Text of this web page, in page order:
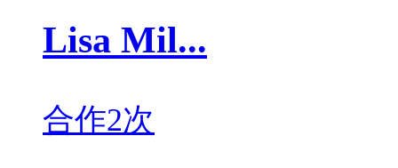
Lisa Mil...
合作2次